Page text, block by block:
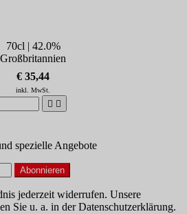
70cl | 42.0%
Großbritannien
€ 35,44
inkl. MwSt.
 
spezielle Angebote
jederzeit widerrufen. Unsere
Sie u. a. in der Datenschutzerklärung.